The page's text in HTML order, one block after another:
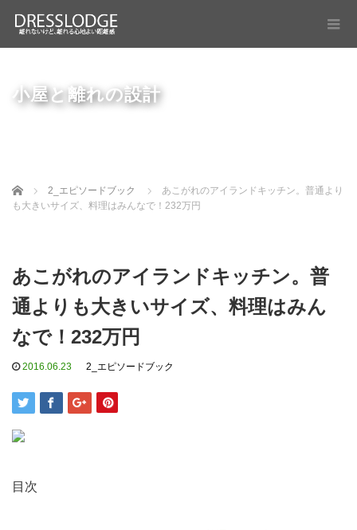
小屋と離れの設計
Home 2_エピソードブック
あこがれのアイランドキッチン。普通より
も大きいサイズ、料理はみんなで！232万円
あこがれのアイランドキッチン。普
通よりも大きいサイズ、料理はみん
なで！232万円
2016.06.23 2_エピソードブック
目次